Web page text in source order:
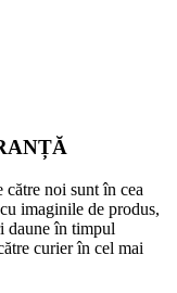
către noi sunt în cea
imaginile de produs,
daune în timpul
curier în cel mai